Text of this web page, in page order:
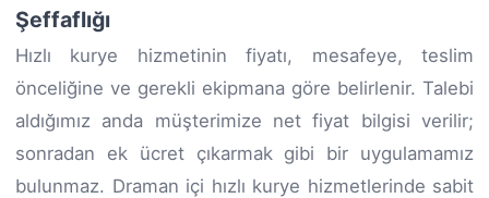
Şeffaflığı
Hızlı kurye hizmetinin fiyatı, mesafeye, teslim
önceliğine ve gerekli ekipmana göre belirlenir. Talebi
aldığımız anda müşterimize net fiyat bilgisi verilir;
sonradan ek ücret çıkarmak gibi bir uygulamamız
bulunmaz. Draman içi hızlı kurye hizmetlerinde sabit